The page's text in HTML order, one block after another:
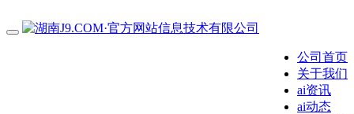
公司首页
关于我们
ai资讯
ai动态